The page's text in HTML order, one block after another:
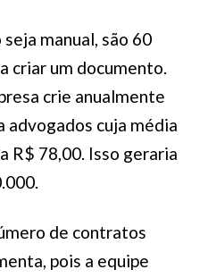
manual, são 60
criar um documento.
crie anualmente
cuja média
R$ 78,00. Isso geraria
de contratos
pois a equipe